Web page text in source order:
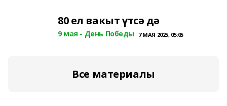
80 ел вакыт үтсә дә
9 мая - День Победы 7 МАЯ 2025, 05:05
Все материалы